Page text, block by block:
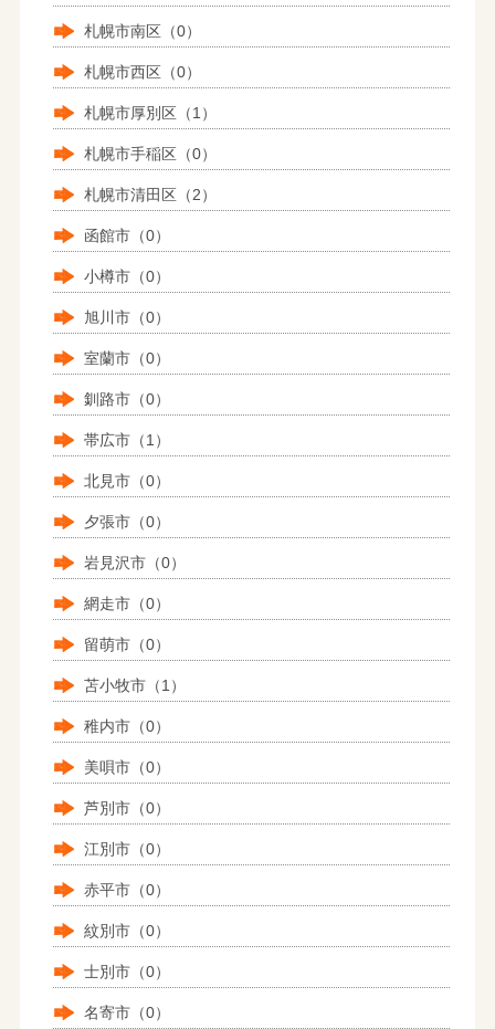
札幌市南区（0）
札幌市西区（0）
札幌市厚別区（1）
札幌市手稲区（0）
札幌市清田区（2）
函館市（0）
小樽市（0）
旭川市（0）
室蘭市（0）
釧路市（0）
帯広市（1）
北見市（0）
夕張市（0）
岩見沢市（0）
網走市（0）
留萌市（0）
苫小牧市（1）
稚内市（0）
美唄市（0）
芦別市（0）
江別市（0）
赤平市（0）
紋別市（0）
士別市（0）
名寄市（0）